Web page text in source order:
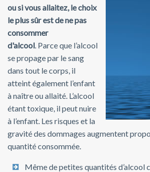
ou si vous allaitez, le choix
le plus sûr est de ne pas
consommer
d'alcool. Parce que l’alcool
se propage par le sang
dans tout le corps, il
atteint également l’enfant
à naître ou allaité. L’alcool
étant toxique, il peut nuire
à l’enfant. Les risques et la
gravité des dommages augmentent
quantité consommée.
Même de petites quantités d’alcool